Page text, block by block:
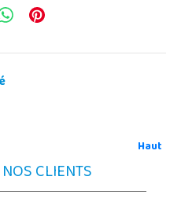
Haut
CLIENTS